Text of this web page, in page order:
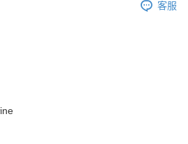
客服